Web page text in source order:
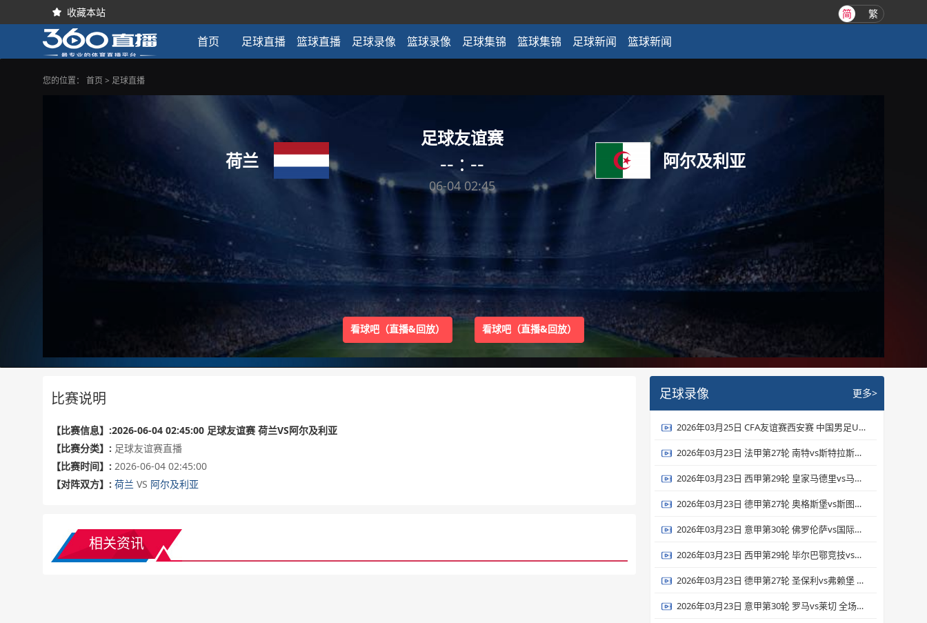
 收藏本站 简 繁
首页 足球直播 篮球直播 足球录像 篮球录像 足球集锦 篮球集锦 足球新闻 篮球新闻
您的位置： 首页 > 足球直播
荷兰
足球友谊赛
-- : --
06-04 02:45
阿尔及利亚
看球吧（直播&回放） 看球吧（直播&回放）
比赛说明
【比赛信息】:2026-06-04 02:45:00 足球友谊赛 荷兰VS阿尔及利亚
【比赛分类】: 足球友谊赛直播
【比赛时间】: 2026-06-04 02:45:00
【对阵双方】: 荷兰 VS 阿尔及利亚
相关资讯
足球录像 更多>
2026年03月25日 CFA友谊赛西安赛 中国男足U23vs泰国U23 全场录像
2026年03月23日 法甲第27轮 南特vs斯特拉斯堡 全场录像
2026年03月23日 西甲第29轮 皇家马德里vs马德里竞技 全场录像
2026年03月23日 德甲第27轮 奥格斯堡vs斯图加特 全场录像
2026年03月23日 意甲第30轮 佛罗伦萨vs国际米兰 全场录像
2026年03月23日 西甲第29轮 毕尔巴鄂竞技vs皇家贝蒂斯 全场录像
2026年03月23日 德甲第27轮 圣保利vs弗赖堡 全场录像
2026年03月23日 意甲第30轮 罗马vs莱切 全场录像